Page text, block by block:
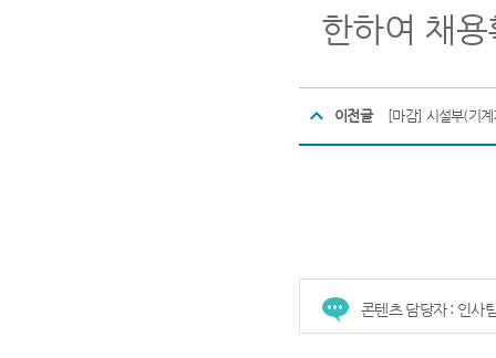
한하여 채
이전글 [마감] 시설부(기
콘텐츠 담당자 : 인사